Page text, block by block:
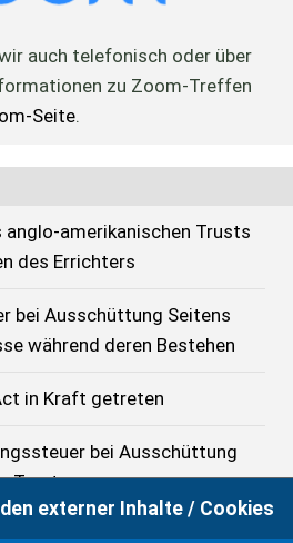
auch telefonisch oder über
zu Zoom-Treffen
Seite.
anglo-amerikanischen Trusts
des Errichters
bei Ausschüttung Seitens
während deren Bestehen
in Kraft getreten
bei Ausschüttung
Trust
erhält Königliche
externer Inhalte / Cookies